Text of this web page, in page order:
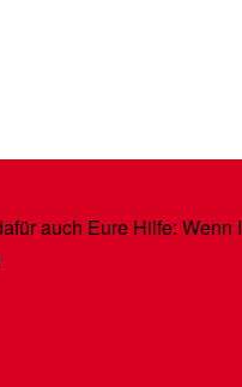
auch Eure Hilfe: